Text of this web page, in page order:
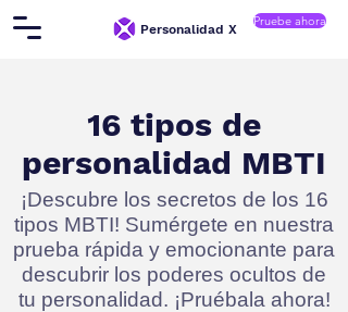
Personalidad X
Pruebe ahora
16 tipos de
personalidad MBTI
¡Descubre los secretos de los 16
tipos MBTI! Sumérgete en nuestra
prueba rápida y emocionante para
descubrir los poderes ocultos de
tu personalidad. ¡Pruébala ahora!